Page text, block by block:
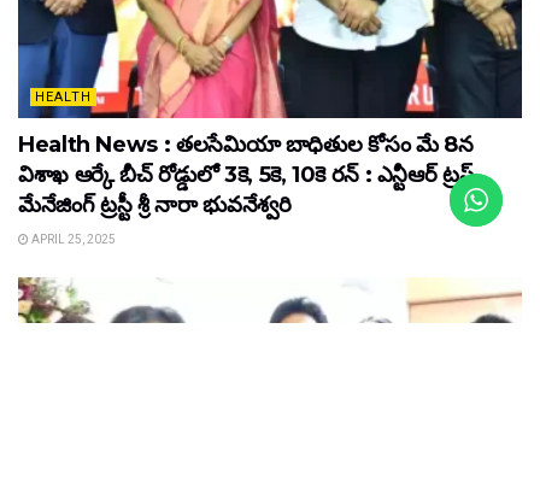
HEALTH
Health News : తలసేమియా బాధితుల కోసం మే 8న
విశాఖ ఆర్కే బీచ్‌ రోడ్డులో 3కె, 5కె, 10కె రన్‌ : ఎన్టీఆర్‌ ట్రస్ట్‌
మేనేజింగ్‌ ట్రస్టీ శ్రీ నారా భువనేశ్వరి
APRIL 25, 2025